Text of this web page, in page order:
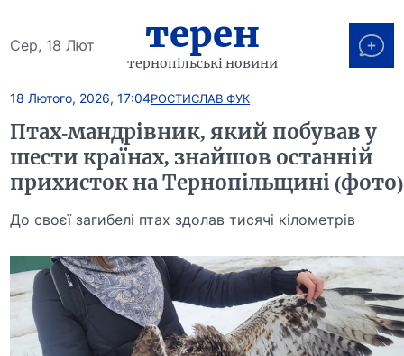
Сер, 18 Лют терен
тернопільські новини
18 Лютого, 2026, 17:04РОСТИСЛАВ ФУК
Птах-мандрівник, який побував у
шести країнах, знайшов останній
прихисток на Тернопільщині (фото)
До своєї загибелі птах здолав тисячі кілометрів